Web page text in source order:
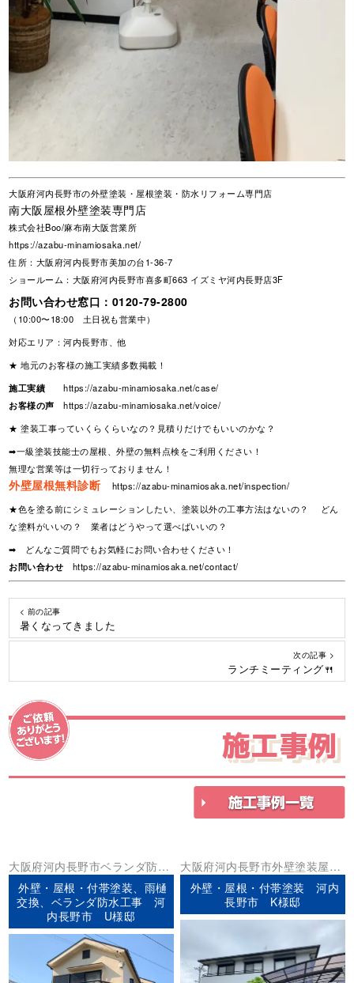
大阪府河内長野市の外壁塗装・屋根塗装・防水リフォーム専門店
南大阪屋根外壁塗装専門店
株式会社Boo/麻布南大阪営業所
https://azabu-minamiosaka.net/
住所：大阪府河内長野市美加の台1-36-7
ショールーム：大阪府河内長野市喜多町663 イズミヤ河内長野店3F
お問い合わせ窓口： 0120-79-2800
（10:00〜18:00 土日祝も営業中）
対応エリア：河内長野市、他
★ 地元のお客様の施工実績多数掲載！
施工実績
https://azabu-minamiosaka.net/case/
お客様の声
https://azabu-minamiosaka.net/voice/
★ 塗装工事っていくらくらいなの？見積りだけでもいいのかな？
➡一級塗装技能士の屋根、外壁の無料点検をご利用ください！
無理な営業等は一切行っておりません！
外壁屋根無料診断
https://azabu-minamiosaka.net/inspection/
★色を塗る前にシミュレーションしたい、塗装以外の工事方法はないの？ どん
な塗料がいいの？ 業者はどうやって選べばいいの？
➡ どんなご質問でもお気軽にお問い合わせください！
お問い合わせ
https://azabu-minamiosaka.net/contact/
< 前の記事
暑くなってきました
次の記事 >
ランチミーティング🍴
施工事例
大阪府河内長野市ベランダ防水
外壁塗装屋根塗装防水工事
外壁・屋根・付帯塗装、雨樋
交換、ベランダ防水工事 河
内長野市 U様邸
大阪府河内長野市外壁塗装屋根
塗装
外壁・屋根・付帯塗装 河内
長野市 K様邸